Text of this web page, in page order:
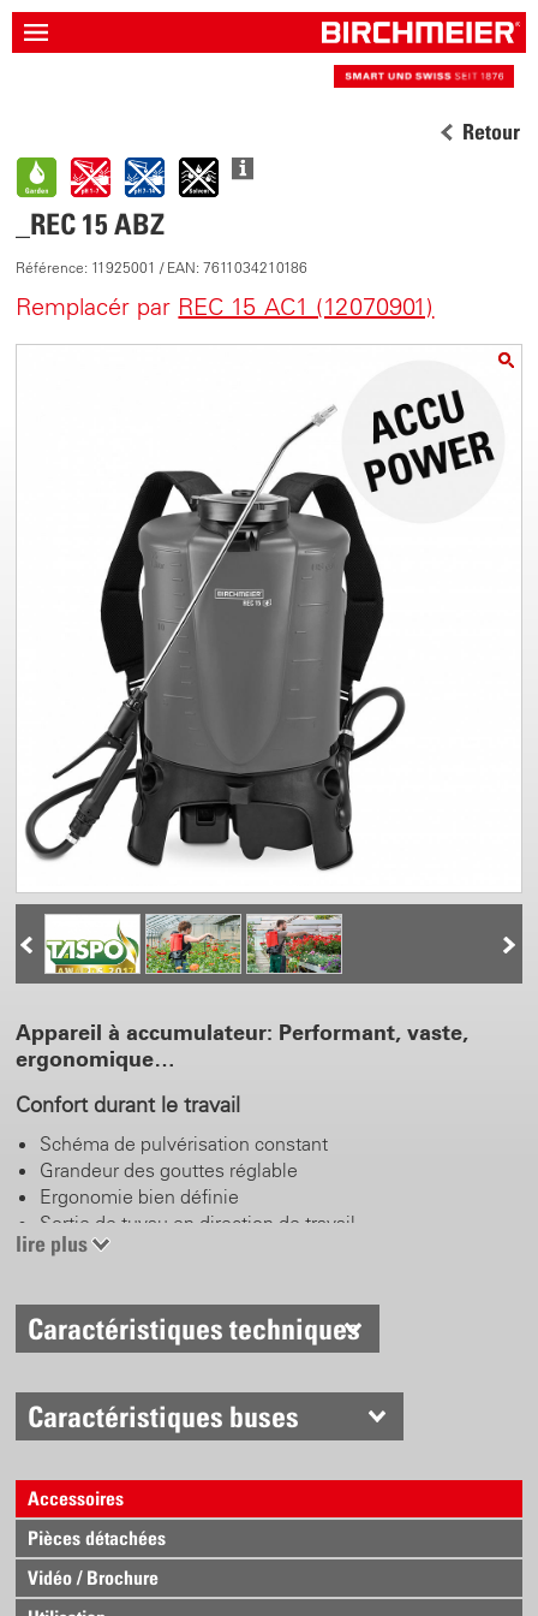
Retour
_REC 15 ABZ
Référence: 11925001 / EAN: 7611034210186
Remplacér par REC 15 AC1 (12070901)
Appareil à accumulateur: Performant, vaste,
ergonomique…
Confort durant le travail
Schéma de pulvérisation constant
Grandeur des gouttes réglable
Ergonomie bien définie
Sortie de tuyau en direction de travail
Système de bretelles avec fonction par clic
Accumulateur lithium-ion
Système rapide de changement de la batterie
Système électronique
Réglage de la pression en continu
Programme de protection pour pompe et accumulateur
Efficacité de l‘énergie
Technique Birchmeier éprouvée
lire plus
Caractéristiques techniques
Caractéristiques buses
Accessoires
Pièces détachées
Vidéo / Brochure